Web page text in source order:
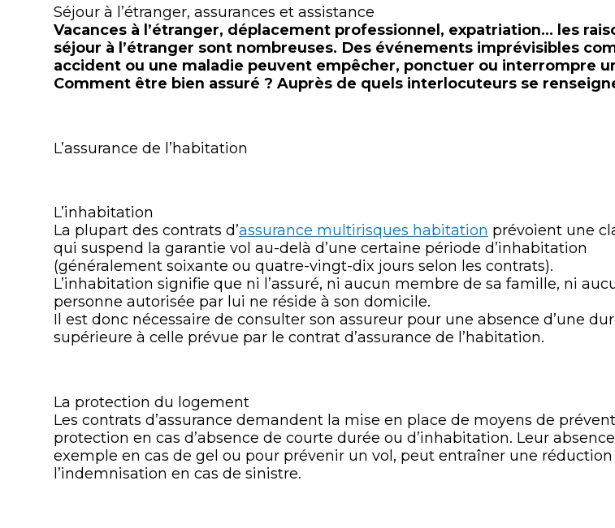
Séjour à l’étranger, assurances et assistance
Vacances à l’étranger, déplacement professionnel, expatriation… les
séjour à l’étranger sont nombreuses. Des événements imprévisibles
accident ou une maladie peuvent empêcher, ponctuer ou interrompre
Comment être bien assuré ? Auprès de quels interlocuteurs se
L’assurance de l’habitation
L’inhabitation
La plupart des contrats d’assurance multirisques habitation prévoient une
qui suspend la garantie vol au-delà d’une certaine période d’inhabitation
(généralement soixante ou quatre-vingt-dix jours selon les contrats).
L’inhabitation signifie que ni l’assuré, ni aucun membre de sa famille, ni
personne autorisée par lui ne réside à son domicile.
Il est donc nécessaire de consulter son assureur pour une absence d’une
supérieure à celle prévue par le contrat d’assurance de l’habitation.
La protection du logement
Les contrats d’assurance demandent la mise en place de moyens de
protection en cas d’absence de courte durée ou d’inhabitation. Leur
exemple en cas de gel ou pour prévenir un vol, peut entraîner une réduction
l’indemnisation en cas de sinistre.